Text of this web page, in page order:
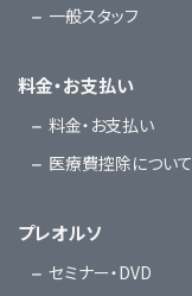
一般スタッフ
料金・お支払い
料金・お支払い
医療費控除について
プレオルソ
セミナー・DVD